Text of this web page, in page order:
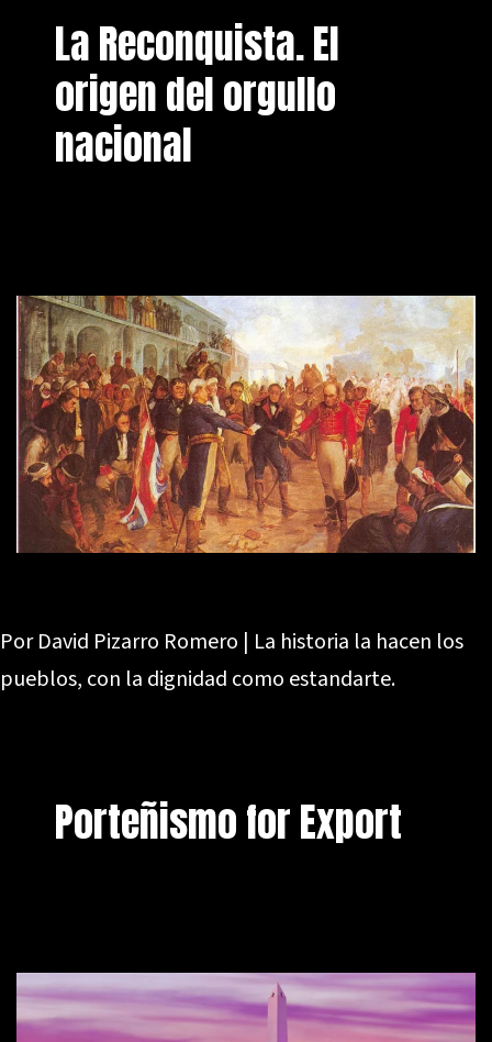
La Reconquista. El
origen del orgullo
nacional
Por David Pizarro Romero | La historia la hacen los
pueblos, con la dignidad como estandarte.
Porteñismo for Export